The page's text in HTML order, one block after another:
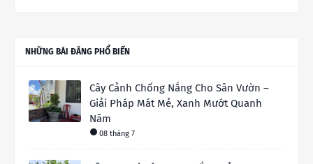
NHỮNG BÀI ĐĂNG PHỔ BIẾN
Cây Cảnh Chống Nắng Cho Sân Vườn –
Giải Pháp Mát Mẻ, Xanh Mướt Quanh
Năm
08 tháng 7